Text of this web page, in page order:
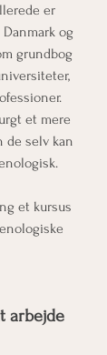
er
og
grundbog
et mere
de selv kan
et kursus
arbejde